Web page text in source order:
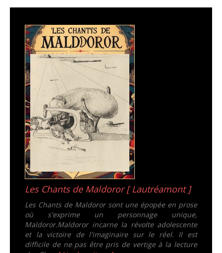
Les Chants de Maldoror [ Lautréamont ]
Les Chants de Maldoror sont une épopée en prose
où s'exprime un personnage unique,
Maldoror.Maldoror incarne la révolte adolescente
et la victoire de l'imaginaire sur le réel. Il est
difficile de ne pas être pris de vertige à la lecture